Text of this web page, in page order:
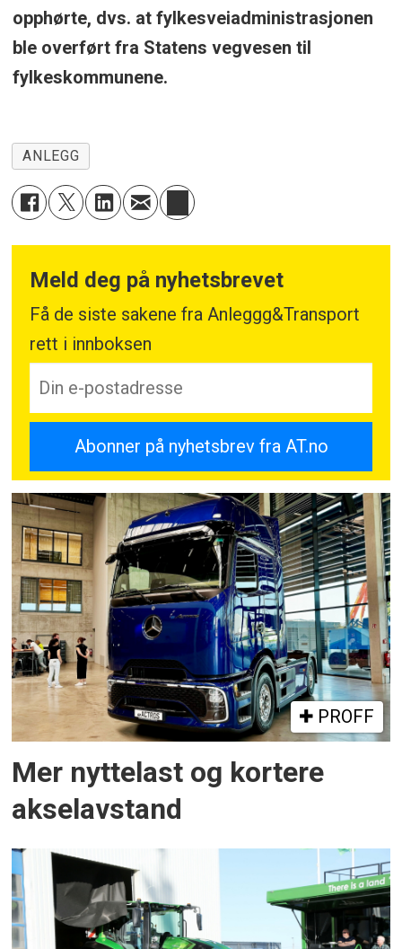
opphørte, dvs. at fylkesveiadministrasjonen
ble overført fra Statens vegvesen til
fylkeskommunene.
ANLEGG
Meld deg på nyhetsbrevet
Få de siste sakene fra Anleggg&Transport
rett i innboksen
PROFF
Mer nyttelast og kortere
akselavstand